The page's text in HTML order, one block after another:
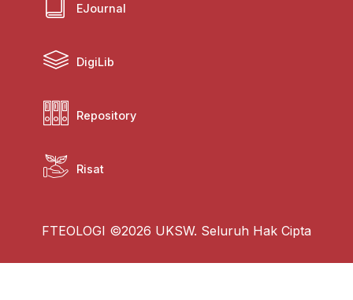
EJournal
DigiLib
Repository
Risat
FTEOLOGI ©2026 UKSW. Seluruh Hak Cipta